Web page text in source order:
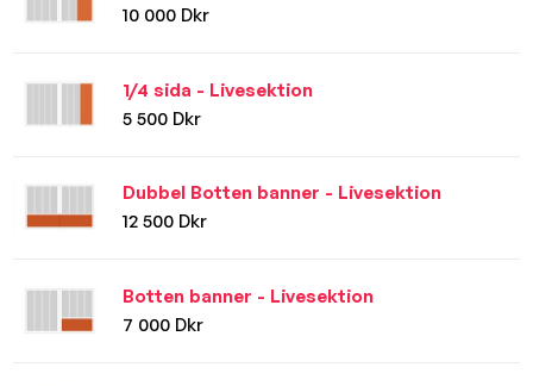
10 000 Dkr
1/4 sida - Livesektion
5 500 Dkr
Dubbel Botten banner - Livesektion
12 500 Dkr
Botten banner - Livesektion
7 000 Dkr